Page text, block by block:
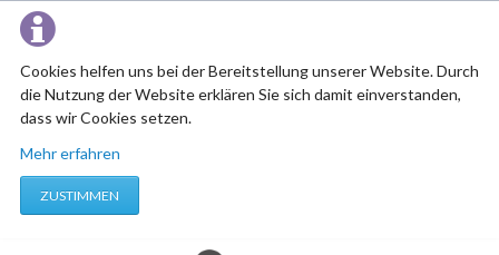
Cookies helfen uns bei der Bereitstellung unserer Website. Durch
die Nutzung der Website erklären Sie sich damit einverstanden,
dass wir Cookies setzen.
Mehr erfahren
ZUSTIMMEN